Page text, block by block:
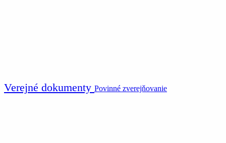
Verejné dokumenty Povinné zverejňovanie